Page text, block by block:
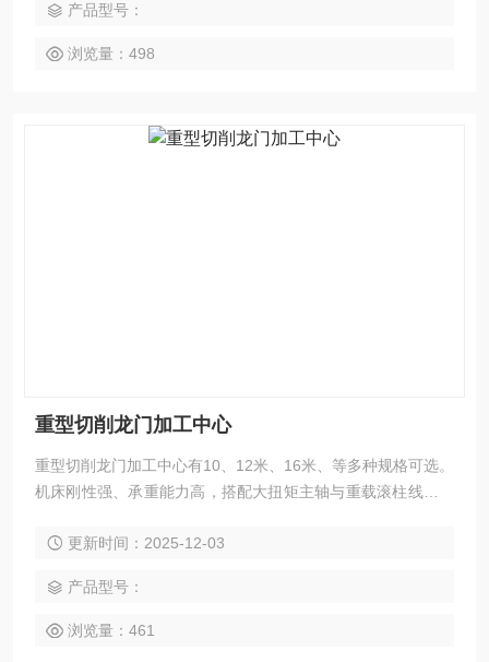
联动曲面加工，并支持选配全自动万向铣头完成五面复合加
工。
产品型号：
浏览量：498
重型切削龙门加工中心
重型切削龙门加工中心有10、12米、16米、等多种规格可选。
机床刚性强、承重能力高，搭配大扭矩主轴与重载滚柱线轨，
能源装备、船舶制造、轨道交通、模具钢件、工程机械、冶金
面联动加工。整机支持模块化定制，可根据工件重量、加工区
域与工艺特性灵活选配。
更新时间：2025-12-03
产品型号：
浏览量：461